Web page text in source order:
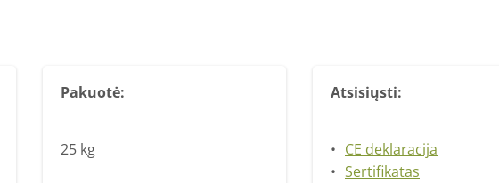
Pakuotė:
25 kg
Atsisiųsti:
CE deklaracija
Sertifikatas